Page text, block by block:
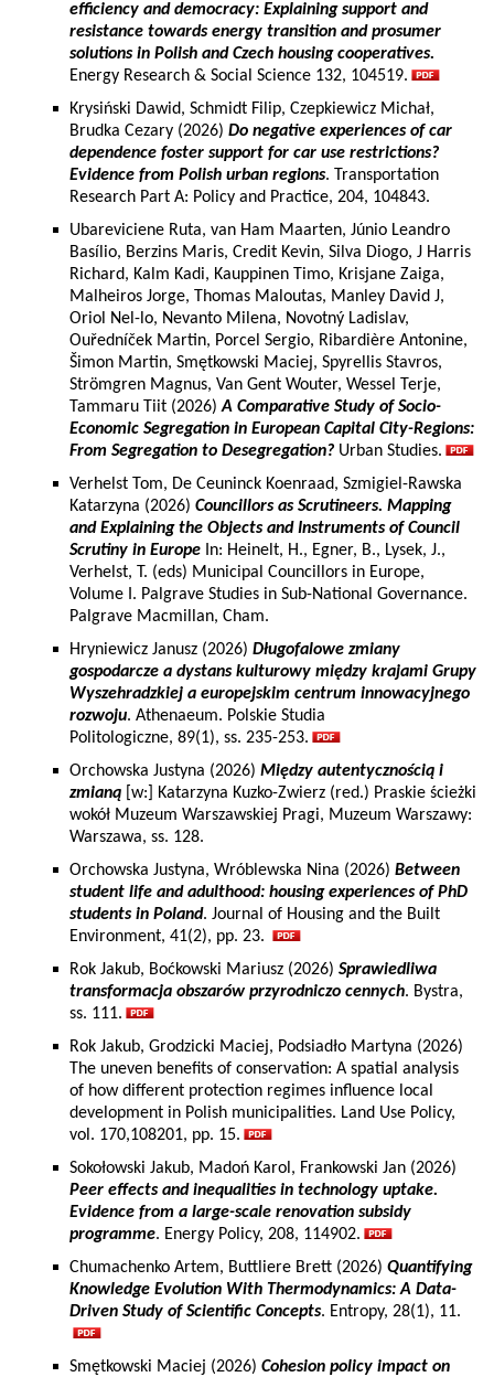
efficiency and democracy: Explaining support and
resistance towards energy transition and prosumer
solutions in Polish and Czech housing cooperatives.
Energy Research & Social Science 132, 104519.
Krysiński Dawid, Schmidt Filip, Czepkiewicz Michał,
Brudka Cezary (2026) Do negative experiences of car
dependence foster support for car use restrictions?
Evidence from Polish urban regions. Transportation
Research Part A: Policy and Practice, 204, 104843.
Ubareviciene Ruta, van Ham Maarten, Júnio Leandro
Basílio, Berzins Maris, Credit Kevin, Silva Diogo, J Harris
Richard, Kalm Kadi, Kauppinen Timo, Krisjane Zaiga,
Malheiros Jorge, Thomas Maloutas, Manley David J,
Oriol Nel-lo, Nevanto Milena, Novotný Ladislav,
Ouředníček Martin, Porcel Sergio, Ribardière Antonine,
Šimon Martin, Smętkowski Maciej, Spyrellis Stavros,
Strömgren Magnus, Van Gent Wouter, Wessel Terje,
Tammaru Tiit (2026)A Comparative Study of Socio-
Economic Segregation in European Capital City-Regions:
From Segregation to Desegregation? Urban Studies.
Verhelst Tom, De Ceuninck Koenraad, Szmigiel-Rawska
Katarzyna (2026) Councillors as Scrutineers. Mapping
and Explaining the Objects and Instruments of Council
Scrutiny in Europe In: Heinelt, H., Egner, B., Lysek, J.,
Verhelst, T. (eds) Municipal Councillors in Europe,
Volume I. Palgrave Studies in Sub-National Governance.
Palgrave Macmillan, Cham.
Hryniewicz Janusz (2026) Długofalowe zmiany
gospodarcze a dystans kulturowy między krajami Grupy
Wyszehradzkiej a europejskim centrum innowacyjnego
rozwoju. Athenaeum. Polskie Studia
Politologiczne, 89(1), ss. 235-253.
Orchowska Justyna (2026) Między autentycznością i
zmianą [w:] Katarzyna Kuzko-Zwierz (red.) Praskie ścieżki
wokół Muzeum Warszawskiej Pragi, Muzeum Warszawy:
Warszawa, ss. 128.
Orchowska Justyna, Wróblewska Nina (2026) Between
student life and adulthood: housing experiences of PhD
students in Poland. Journal of Housing and the Built
Environment, 41(2), pp. 23.
Rok Jakub, Boćkowski Mariusz (2026) Sprawiedliwa
transformacja obszarów przyrodniczo cennych. Bystra,
ss. 111.
Rok Jakub, Grodzicki Maciej, Podsiadło Martyna (2026)
The uneven benefits of conservation: A spatial analysis
of how different protection regimes influence local
development in Polish municipalities. Land Use Policy,
vol. 170,108201, pp. 15.
Sokołowski Jakub, Madoń Karol, Frankowski Jan (2026)
Peer effects and inequalities in technology uptake.
Evidence from a large-scale renovation subsidy
programme. Energy Policy, 208, 114902.
Chumachenko Artem, Buttliere Brett (2026) Quantifying
Knowledge Evolution With Thermodynamics: A Data-
Driven Study of Scientific Concepts. Entropy, 28(1), 11.
Smętkowski Maciej (2026) Cohesion policy impact on